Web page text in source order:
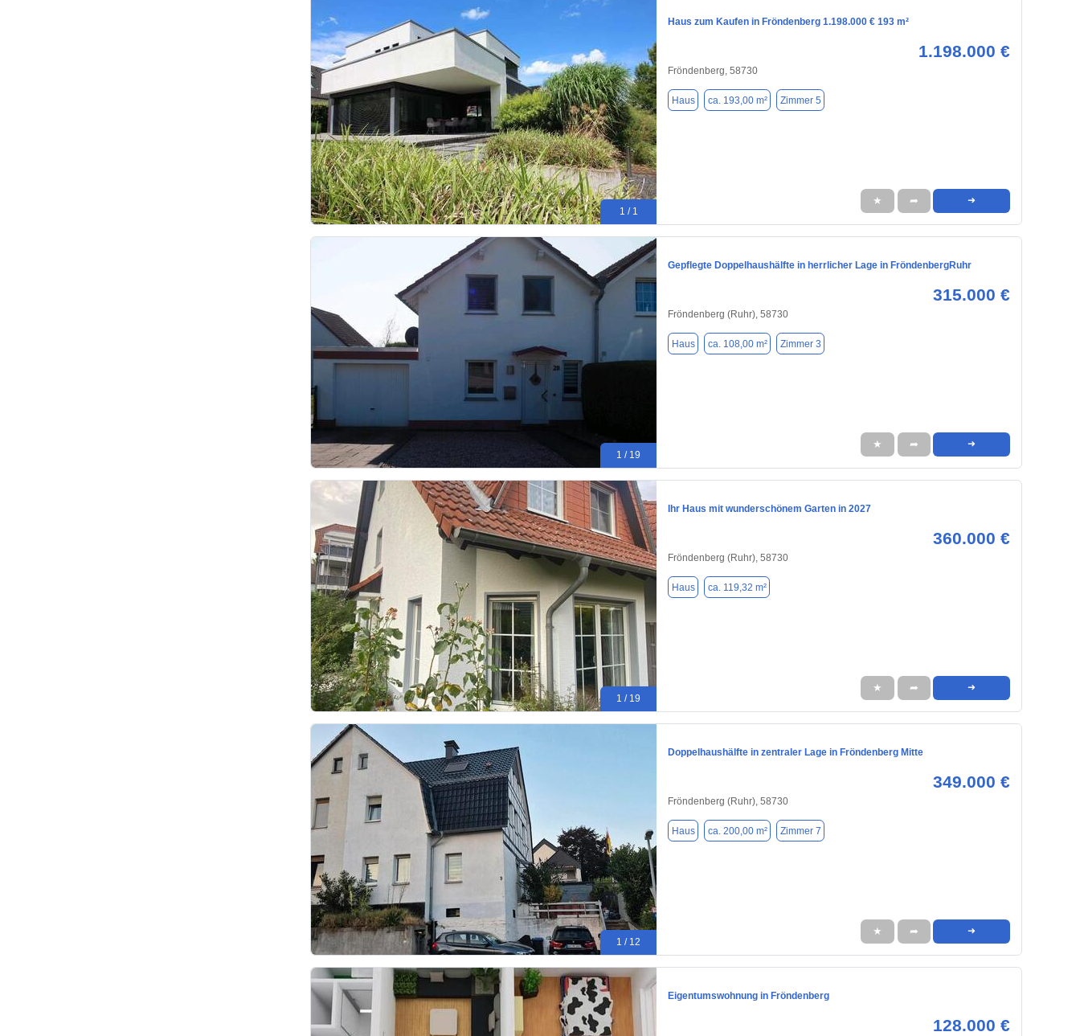
1 / 1
Haus zum Kaufen in Fröndenberg 1.198.000 € 193 m²
1.198.000 €
Fröndenberg, 58730
Haus ca. 193,00 m² Zimmer 5
★ ➦ ➜
1 / 19
Gepflegte Doppelhaushälfte in herrlicher Lage in FröndenbergRuhr
315.000 €
Fröndenberg (Ruhr), 58730
Haus ca. 108,00 m² Zimmer 3
★ ➦ ➜
1 / 19
Ihr Haus mit wunderschönem Garten in 2027
360.000 €
Fröndenberg (Ruhr), 58730
Haus ca. 119,32 m²
★ ➦ ➜
1 / 12
Doppelhaushälfte in zentraler Lage in Fröndenberg Mitte
349.000 €
Fröndenberg (Ruhr), 58730
Haus ca. 200,00 m² Zimmer 7
★ ➦ ➜
Eigentumswohnung in Fröndenberg
128.000 €